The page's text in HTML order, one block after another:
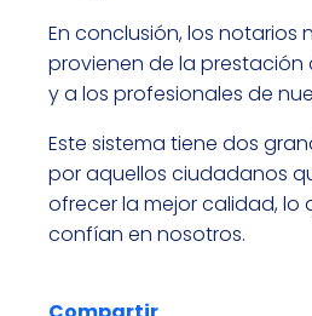
En conclusión, los notarios
provienen de la prestación
y a los profesionales de
Este sistema tiene dos
por aquellos ciudadanos
ofrecer la mejor calidad, lo
confían en nosotros.